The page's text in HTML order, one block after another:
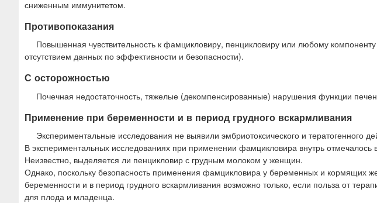
сниженным иммунитетом.
Противопоказания
Повышенная чувствительность к фамцикловиру, пенцикловиру или любому
отсутствием данных по эффективности и безопасности).
С осторожностью
Почечная недостаточность, тяжелые (декомпенсированные) нарушения функции
Применение при беременности и в период грудного вскармливания
Экспериментальные исследования не выявили эмбриотоксического и тератогенного
В экспериментальных исследованиях при применении фамцикловира внутрь
Неизвестно, выделяется ли пенцикловир с грудным молоком у женщин.
Однако, поскольку безопасность применения фамцикловира у беременных и кормящих
беременности и в период грудного вскармливания возможно только, если польза от
для плода и младенца.